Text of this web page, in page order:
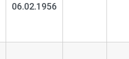
06.02.1956